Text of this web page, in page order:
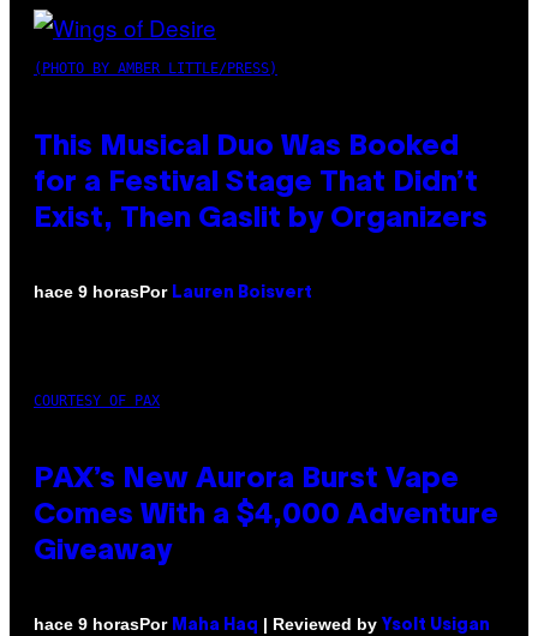
(PHOTO BY AMBER LITTLE/PRESS)
This Musical Duo Was Booked
for a Festival Stage That Didn’t
Exist, Then Gaslit by Organizers
hace 9 horasPor Lauren Boisvert
COURTESY OF PAX
PAX’s New Aurora Burst Vape
Comes With a $4,000 Adventure
Giveaway
hace 9 horasPor Maha Haq | Reviewed by Ysolt Usigan